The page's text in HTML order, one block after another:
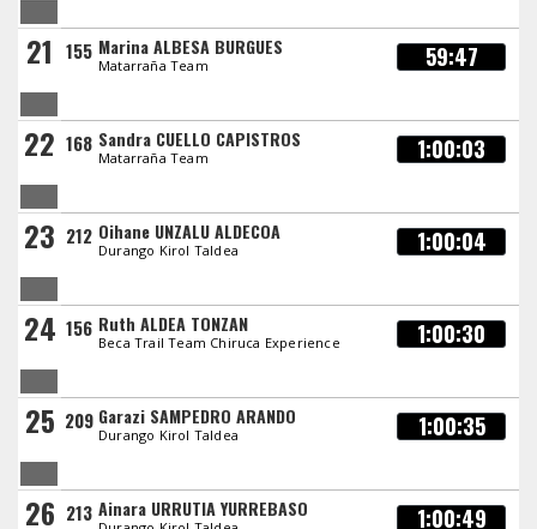
21 155 Marina ALBESA BURGUES
Matarraña Team 59:47
22 168 Sandra CUELLO CAPISTROS
Matarraña Team 1:00:03
23 212 Oihane UNZALU ALDECOA
Durango Kirol Taldea 1:00:04
24 156 Ruth ALDEA TONZAN
Beca Trail Team Chiruca Experience 1:00:30
25 209 Garazi SAMPEDRO ARANDO
Durango Kirol Taldea 1:00:35
26 213 Ainara URRUTIA YURREBASO 1:00:49